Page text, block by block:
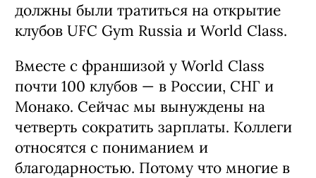
должны были тратиться на открытие
клубов UFC Gym Russia и World Class.
Вместе с франшизой у World Class
почти 100 клубов — в России, СНГ и
Монако. Сейчас мы вынуждены на
четверть сократить зарплаты. Коллеги
относятся с пониманием и
благодарностью. Потому что многие в